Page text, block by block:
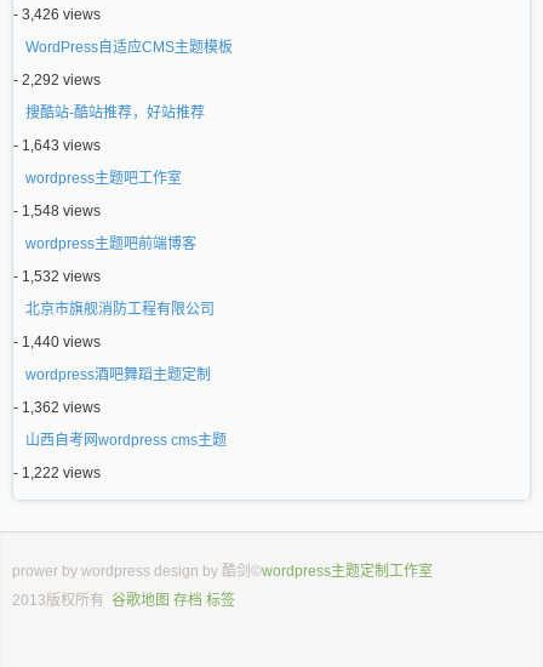
- 3,426 views
WordPress自适应CMS主题模板
- 2,292 views
搜酷站-酷站推荐，好站推荐
- 1,643 views
wordpress主题吧工作室
- 1,548 views
wordpress主题吧前端博客
- 1,532 views
北京市旗舰消防工程有限公司
- 1,440 views
wordpress酒吧舞蹈主题定制
- 1,362 views
山西自考网wordpress cms主题
- 1,222 views
prower by wordpress design by 酷剑 ©wordpress主题定制工作室
2013版权所有 谷歌地图 存档 标签